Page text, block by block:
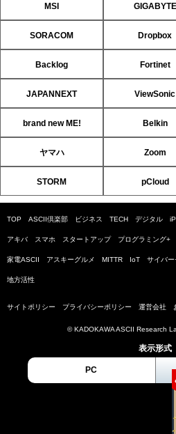
MSI GIGABYTE
SORACOM Dropbox
Backlog Fortinet
JAPANNEXT ViewSonic
brand new ME! Belkin
ヤマハ Zoom
STORM pCloud
TOP ASCII倶楽部 ビジネス TECH デジタル
アキバ スマホ スタートアップ プログラミング+
家電ASCII アスキーグルメ MITTR IoT サイバー
地方活性
サイトポリシー プライバシーポリシー 運営会社
© KADOKAWA ASCII Research
表示形式
PC